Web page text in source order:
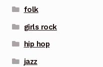
folk
girls rock
hip hop
jazz